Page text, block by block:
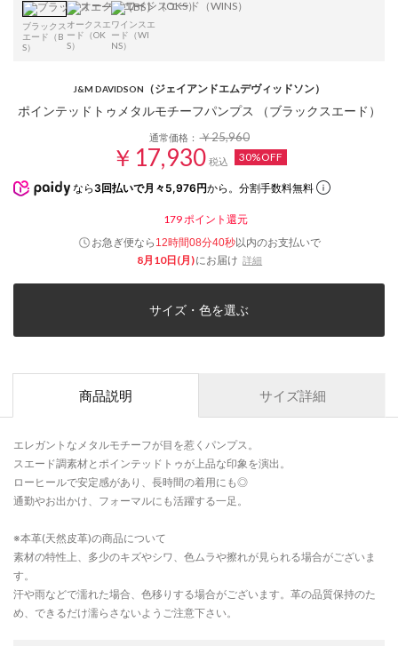
ブラックス
エード（B
S）
オークスエ
ード（OK
S）
ワインスエ
ード（WI
NS）
J&M DAVIDSON （ジェイアンドエムデヴィッドソン）
ポインテッドトゥメタルモチーフパンプス （ブラックスエード）
通常価格：￥25,960
￥17,930 税込 30%OFF
なら 3回払いで月々5,976円から。分割手数料無料
179 ポイント還元
お急ぎ便なら 12時間08分40秒以内のお支払いで
8月10日(月)にお届け 詳細
サイズ・色を選ぶ
商品説明 サイズ詳細
エレガントなメタルモチーフが目を惹くパンプス。
スエード調素材とポインテッドトゥが上品な印象を演出。
ローヒールで安定感があり、長時間の着用にも◎
通勤やお出かけ、フォーマルにも活躍する一足。
※本革(天然皮革)の商品について
素材の特性上、多少のキズやシワ、色ムラや擦れが見られる場合がございま
す。
汗や雨などで濡れた場合、色移りする場合がございます。革の品質保持のた
め、できるだけ濡らさないようご注意下さい。